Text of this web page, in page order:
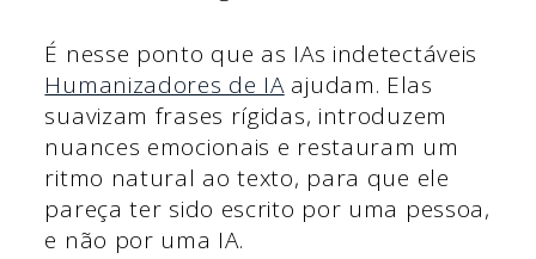
É nesse ponto que as IAs indetectáveis
Humanizadores de IAajudam. Elas
suavizam frases rígidas, introduzem
nuances emocionais e restauram um
ritmo natural ao texto, para que ele
pareça ter sido escrito por uma pessoa,
e não por uma IA.